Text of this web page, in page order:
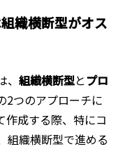
織横断型がオス
組織横断型とプロ
2つのアプローチに
作成する際、特にコ
組織横断型で進める